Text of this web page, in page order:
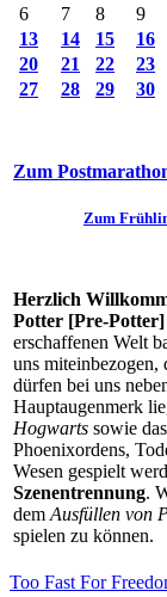
6
7 8 9
13
14 15 16
20
21 22 23
27
28 29 30
Zum
Zum
Herzlich
Potter [Pre-
erschaffenen Welt
uns miteinbezogen,
dürfen bei uns
Hauptaugenmerk
Hogwarts sowie
Phoenixordens,
Wesen gespielt
Szenentrennung.
dem Ausfüllen von
spielen zu können.
Too Fast For